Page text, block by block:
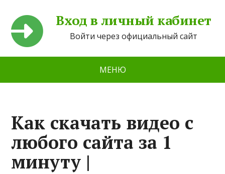
Вход в личный кабинет
Войти через официальный сайт
МЕНЮ
Как скачать видео с
любого сайта за 1
минуту |